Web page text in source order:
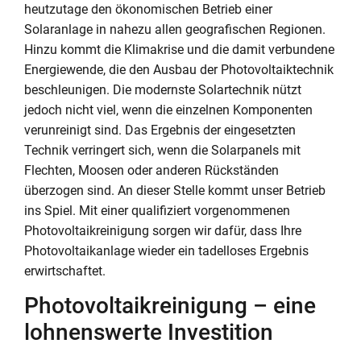
heutzutage den ökonomischen Betrieb einer
Solaranlage in nahezu allen geografischen Regionen.
Hinzu kommt die Klimakrise und die damit verbundene
Energiewende, die den Ausbau der Photovoltaiktechnik
beschleunigen. Die modernste Solartechnik nützt
jedoch nicht viel, wenn die einzelnen Komponenten
verunreinigt sind. Das Ergebnis der eingesetzten
Technik verringert sich, wenn die Solarpanels mit
Flechten, Moosen oder anderen Rückständen
überzogen sind. An dieser Stelle kommt unser Betrieb
ins Spiel. Mit einer qualifiziert vorgenommenen
Photovoltaikreinigung sorgen wir dafür, dass Ihre
Photovoltaikanlage wieder ein tadelloses Ergebnis
erwirtschaftet.
Photovoltaikreinigung – eine
lohnenswerte Investition